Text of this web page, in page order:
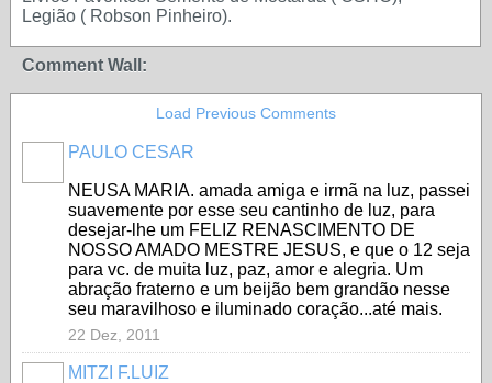
Legião ( Robson Pinheiro).
Comment Wall:
Load Previous Comments
PAULO CESAR
NEUSA MARIA. amada amiga e irmã na luz, passei
suavemente por esse seu cantinho de luz, para
desejar-lhe um FELIZ RENASCIMENTO DE
NOSSO AMADO MESTRE JESUS, e que o 12 seja
para vc. de muita luz, paz, amor e alegria. Um
abração fraterno e um beijão bem grandão nesse
seu maravilhoso e iluminado coração...até mais.
22 Dez, 2011
MITZI F.LUIZ